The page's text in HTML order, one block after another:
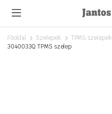
Főoldal Szelepek
TPMS szelepek
3040033Q TPMS szelep